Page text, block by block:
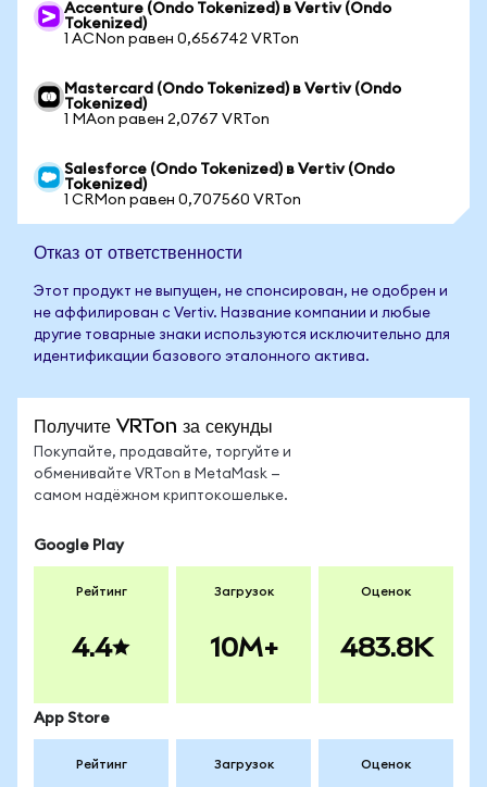
Accenture (Ondo Tokenized) в Vertiv (Ondo
Tokenized)
1 ACNon равен 0,656742 VRTon
Mastercard (Ondo Tokenized) в Vertiv (Ondo
Tokenized)
1 MAon равен 2,0767 VRTon
Salesforce (Ondo Tokenized) в Vertiv (Ondo
Tokenized)
1 CRMon равен 0,707560 VRTon
Отказ от ответственности
Этот продукт не выпущен, не спонсирован, не одобрен и
не аффилирован с Vertiv. Название компании и любые
другие товарные знаки используются исключительно для
идентификации базового эталонного актива.
Получите VRTon за секунды
Покупайте, продавайте, торгуйте и
обменивайте VRTon в MetaMask —
самом надёжном криптокошельке.
Google Play
Рейтинг
4.4
Загрузок
10M+
Оценок
483.8K
App Store
Рейтинг Загрузок Оценок